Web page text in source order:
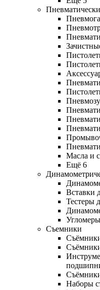
Масла и
Ещё 6
Вставки
Тестеры
Угломеры
Съемники
Наборы